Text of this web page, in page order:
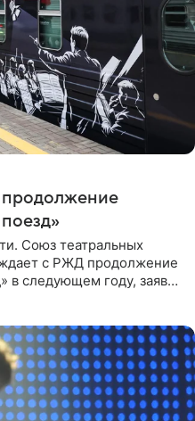
Союз театральных
с РЖД продолжение
в следующем году, заявил